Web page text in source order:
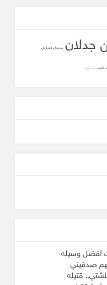
جدلان سليمان الشاردي
الحب زانت الشافعي
افضل وسيله
صدقيني
قتيله